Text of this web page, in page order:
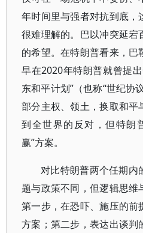
年时间里与强者对抗到底，
很难理解的。巴以冲突延宕
的希望。在特朗普看来，巴
早在2020年特朗普就曾提
东和平计划”（也称“世纪协
部分主权、领土，换取和平
到全世界的反对，但特朗
赢”方案。
对比特朗普两个任期内
题与政策不同，但逻辑思维
第一步，在恐吓、施压的前
方案；第二步，表达出谈判